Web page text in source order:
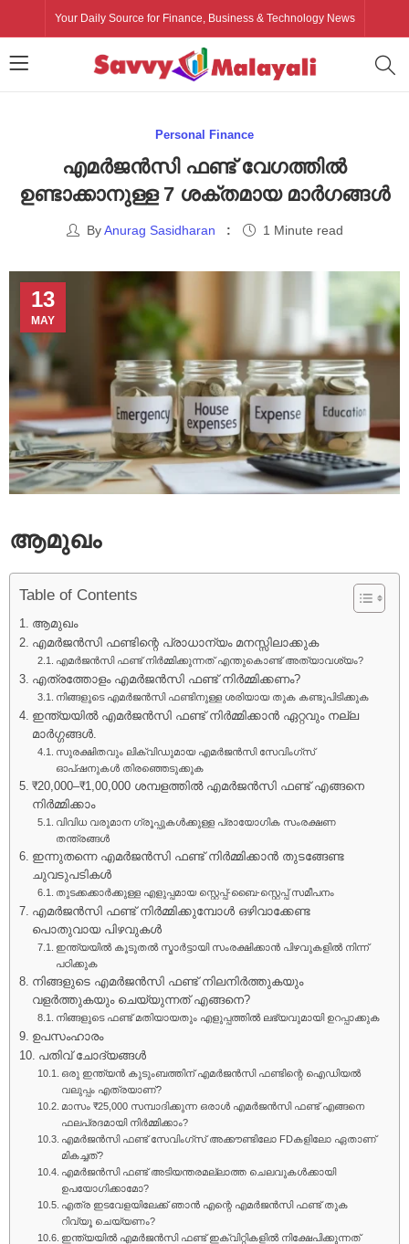
Your Daily Source for Finance, Business & Technology News
Personal Finance
എമർജൻസി ഫണ്ട് വേഗത്തിൽ
ഉണ്ടാക്കാനുള്ള 7 ശക്തമായ മാർഗങ്ങൾ
ByAnurag Sasidharan 1 Minute read
13
MAY
ആമുഖം
Table of Contents
ആമുഖം
എമർജൻസി ഫണ്ടിന്റെ പ്രാധാന്യം മനസ്സിലാക്കുക
എമർജൻസി ഫണ്ട് നിർമ്മിക്കുന്നത് എന്തുകൊണ്ട് അത്യാവശ്യം?
എത്രത്തോളം എമർജൻസി ഫണ്ട് നിർമ്മിക്കണം?
നിങ്ങളുടെ എമർജൻസി ഫണ്ടിനുള്ള ശരിയായ തുക കണ്ടുപിടിക്കുക
ഇന്ത്യയിൽ എമർജൻസി ഫണ്ട് നിർമ്മിക്കാൻ ഏറ്റവും നല്ല
മാർഗ്ഗങ്ങൾ.
സുരക്ഷിതവും ലിക്വിഡുമായ എമർജൻസി സേവിംഗ്സ്
ഓപ്ഷനുകൾ തിരഞ്ഞെടുക്കുക
₹20,000–₹1,00,000 ശമ്പളത്തിൽ എമർജൻസി ഫണ്ട് എങ്ങനെ
നിർമ്മിക്കാം
വിവിധ വരുമാന ഗ്രൂപ്പുകൾക്കുള്ള പ്രായോഗിക സംരക്ഷണ
തന്ത്രങ്ങൾ
ഇന്നുതന്നെ എമർജൻസി ഫണ്ട് നിർമ്മിക്കാൻ തുടങ്ങേണ്ട
ചുവടുപടികൾ
തുടക്കക്കാർക്കുള്ള എളുപ്പമായ സ്റ്റെപ്പ്-ബൈ-സ്റ്റെപ്പ് സമീപനം
എമർജൻസി ഫണ്ട് നിർമ്മിക്കുമ്പോൾ ഒഴിവാക്കേണ്ട
പൊതുവായ പിഴവുകൾ
ഇന്ത്യയിൽ കൂടുതൽ സ്മാർട്ടായി സംരക്ഷിക്കാൻ പിഴവുകളിൽ നിന്ന്
പഠിക്കുക
നിങ്ങളുടെ എമർജൻസി ഫണ്ട് നിലനിർത്തുകയും
വളർത്തുകയും ചെയ്യുന്നത് എങ്ങനെ?
നിങ്ങളുടെ ഫണ്ട് മതിയായതും എളുപ്പത്തിൽ ലഭ്യവുമായി ഉറപ്പാക്കുക
ഉപസംഹാരം
പതിവ് ചോദ്യങ്ങൾ
ഒരു ഇന്ത്യൻ കുടുംബത്തിന് എമർജൻസി ഫണ്ടിന്റെ ഐഡിയൽ
വലുപ്പം എത്രയാണ്?
മാസം ₹25,000 സമ്പാദിക്കുന്ന ഒരാൾ എമർജൻസി ഫണ്ട് എങ്ങനെ
ഫലപ്രദമായി നിർമ്മിക്കാം?
എമർജൻസി ഫണ്ട് സേവിംഗ്സ് അക്കൗണ്ടിലോ FDകളിലോ ഏതാണ്
മികച്ചത്?
എമർജൻസി ഫണ്ട് അടിയന്തരമല്ലാത്ത ചെലവുകൾക്കായി
ഉപയോഗിക്കാമോ?
എത്ര ഇടവേളയിലേക്ക് ഞാൻ എന്റെ എമർജൻസി ഫണ്ട് തുക
റിവ്യൂ ചെയ്യണം?
ഇന്ത്യയിൽ എമർജൻസി ഫണ്ട് ഇക്വിറ്റികളിൽ നിക്ഷേപിക്കുന്നത്